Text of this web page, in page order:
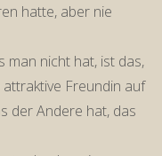
hatte, aber nie
man nicht hat, ist das,
Freundin auf
der Andere hat, das